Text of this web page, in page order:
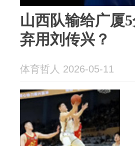
山西队输给广厦
弃用刘传兴？
体育哲人 2026-05-11